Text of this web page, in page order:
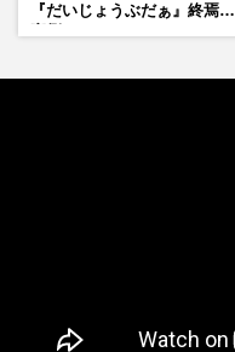
『だいじょうぶだぁ』終焉の